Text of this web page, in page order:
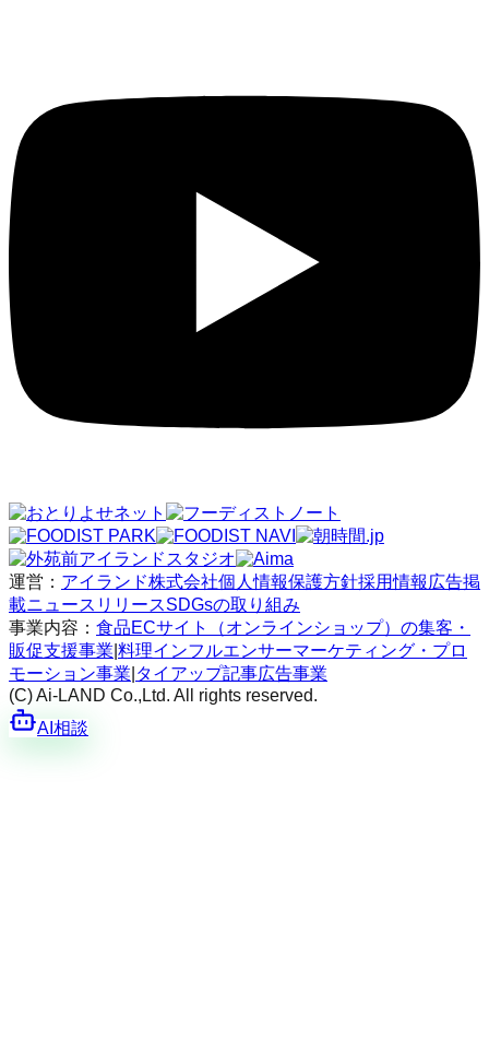
運営： アイランド株式会社個人情報保護方針採用情報 広告掲
載ニュースリリースSDGsの取り組み
事業内容： 食品ECサイト（オンラインショップ）の集客・
販促支援事業 料理インフルエンサーマーケティング・プロ
モーション事業 タイアップ記事広告事業
(C) Ai-LAND Co.,Ltd. All rights reserved.
AI相談